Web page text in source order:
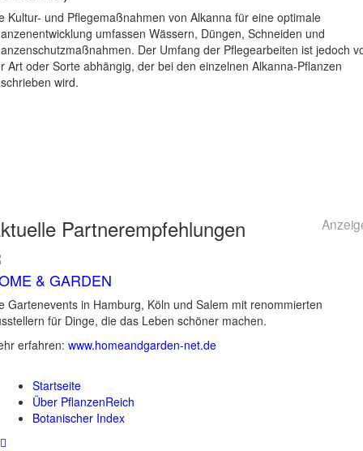
Kultur- und Pflegemaßnahmen von Alkanna für eine optimale
umfassen Wässern, Düngen, Schneiden und
Der Umfang der Pflegearbeiten ist jedoch
Art oder Sorte abhängig, der bei den einzelnen Alkanna-Pflanzen
wird.
Partnerempfehlungen
& GARDEN
Gartenevents in Hamburg, Köln und Salem mit renommierten
für Dinge, die das Leben schöner machen.
erfahren: www.homeandgarden-net.de
Startseite
Über PflanzenReich
Botanischer Index